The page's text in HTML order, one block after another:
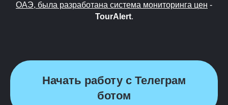
ОАЭ, была разработана система мониторинга цен -
TourAlert.
Начать работу с Телеграм
ботом